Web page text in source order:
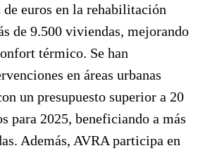
euros en la rehabilitación
de 9.500 viviendas, mejorando
térmico. Se han
en áreas urbanas
un presupuesto superior a 20
para 2025, beneficiando a más
Además, AVRA participa en